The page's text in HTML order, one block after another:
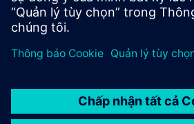
lý và kỹ thuật số.